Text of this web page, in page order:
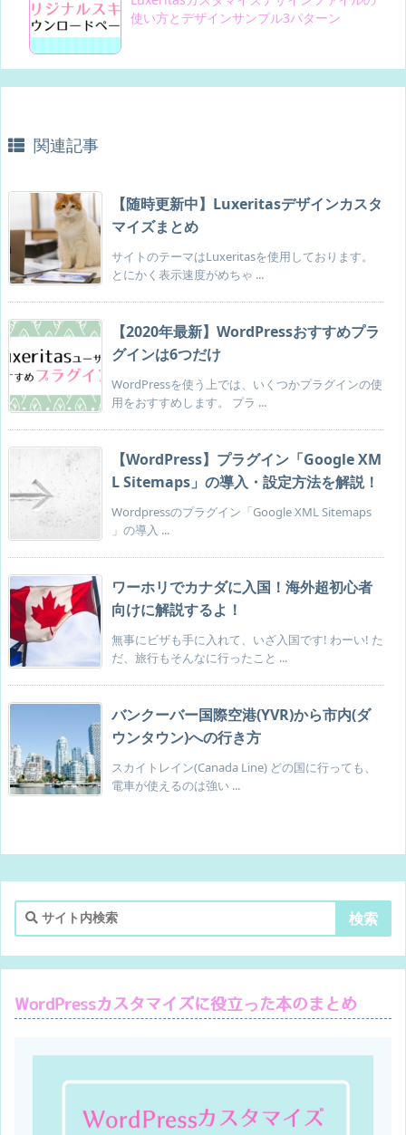
使い方とデザインサンプル3パターン
関連記事
【随時更新中】Luxeritasデザインカスタ
マイズまとめ
サイトのテーマはLuxeritasを使用しております。
とにかく表示速度がめちゃ ...
【2020年最新】WordPressおすすめプラ
グインは6つだけ
WordPressを使う上では、いくつかプラグインの使
用をおすすめします。 プラ ...
【WordPress】プラグイン「Google XM
L Sitemaps」の導入・設定方法を解説！
Wordpressのプラグイン「Google XML Sitemaps
」の導入 ...
ワーホリでカナダに入国！海外超初心者
向けに解説するよ！
無事にビザも手に入れて、いざ入国です! わーい! た
だ、旅行もそんなに行ったこと ...
バンクーバー国際空港(YVR)から市内(ダ
ウンタウン)への行き方
スカイトレイン(Canada Line) どの国に行っても、
電車が使えるのは強い ...
WordPressカスタマイズに役立った本のまとめ